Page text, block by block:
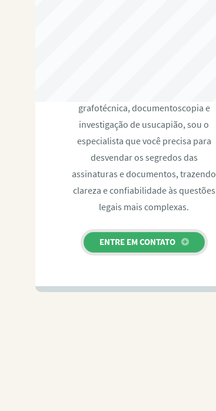
grafotécnica, documentoscopia e
investigação de usucapião, sou o
especialista que você precisa para
desvendar os segredos das
assinaturas e documentos, trazendo
clareza e confiabilidade às questões
legais mais complexas.
ENTRE EM CONTATO